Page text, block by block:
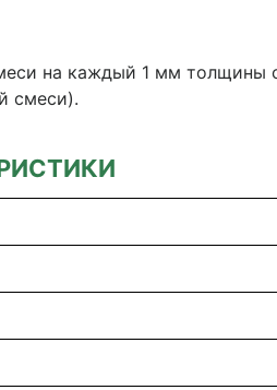
на каждый 1 мм толщины
смеси).